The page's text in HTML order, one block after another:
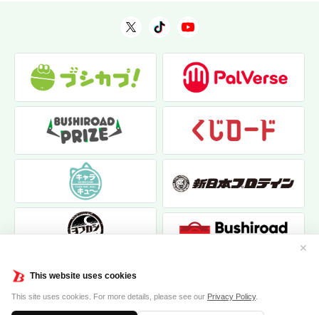
This website uses cookies
This site uses cookies. For more details, please see our Privacy Policy.
✕